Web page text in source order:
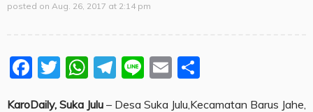
posted on Aug. 26, 2017 at 2:14 pm
Facebook
Twitter
WhatsApp
Telegram
LineEmail
KaroDaily, Suka Julu – Desa Suka Julu,Kecamatan Barus Jahe,